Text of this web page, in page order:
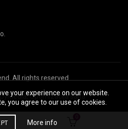
. All rights reserved
,Optimizacija sajta
your experience on our website.
you agree to our use of cookies.
More info